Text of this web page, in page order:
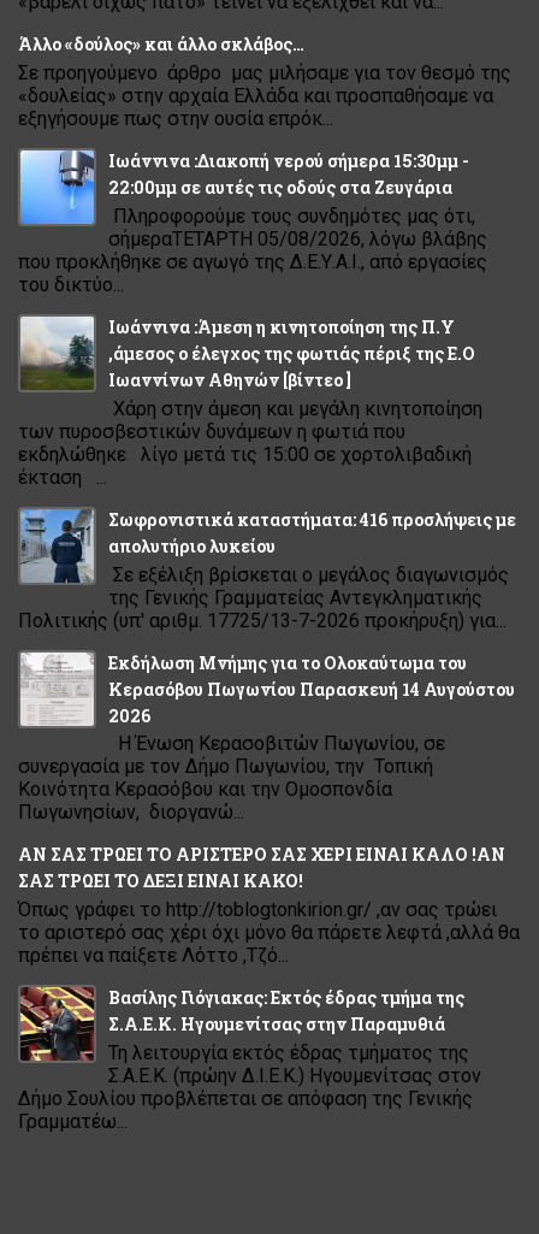
Άλλο «δούλος» και άλλο σκλάβος…
Σε προηγούμενο άρθρο μας μιλήσαμε για τον θεσμό της
«δουλείας» στην αρχαία Ελλάδα και προσπαθήσαμε να
εξηγήσουμε πως στην ουσία επρόκ...
Ιωάννινα :Διακοπή νερού σήμερα 15:30μμ -
22:00μμ σε αυτές τις οδούς στα Ζευγάρια
Πληροφορούμε τους συνδημότες μας ότι,
σήμεραΤΕΤΑΡΤΗ 05/08/2026, λόγω βλάβης
που προκλήθηκε σε αγωγό της Δ.Ε.Υ.Α.Ι., από εργασίες
του δικτύο...
Ιωάννινα :Άμεση η κινητοποίηση της Π.Υ
,άμεσος ο έλεγχος της φωτιάς πέριξ της Ε.Ο
Ιωαννίνων Αθηνών [βίντεο ]
Χάρη στην άμεση και μεγάλη κινητοποίηση
των πυροσβεστικών δυνάμεων η φωτιά που
εκδηλώθηκε λίγο μετά τις 15:00 σε χορτολιβαδική
έκταση ...
Σωφρονιστικά καταστήματα: 416 προσλήψεις με
απολυτήριο λυκείου
Σε εξέλιξη βρίσκεται ο μεγάλος διαγωνισμός
της Γενικής Γραμματείας Αντεγκληματικής
Πολιτικής (υπ' αριθμ. 17725/13-7-2026 προκήρυξη) για...
Εκδήλωση Μνήμης για το Ολοκαύτωμα του
Κερασόβου Πωγωνίου Παρασκευή 14 Αυγούστου
2026
Η Ένωση Κερασοβιτών Πωγωνίου, σε
συνεργασία με τον Δήμο Πωγωνίου, την Τοπική
Κοινότητα Κερασόβου και την Ομοσπονδία
Πωγωνησίων, διοργανώ...
ΑΝ ΣΑΣ ΤΡΩΕΙ ΤΟ ΑΡΙΣΤΕΡΟ ΣΑΣ ΧΕΡΙ ΕΙΝΑΙ ΚΑΛΟ !ΑΝ
ΣΑΣ ΤΡΩΕΙ ΤΟ ΔΕΞΙ ΕΙΝΑΙ ΚΑΚΟ!
Όπως γράφει το http://toblogtonkirion.gr/ ,αν σας τρώει
το αριστερό σας χέρι όχι μόνο θα πάρετε λεφτά ,αλλά θα
πρέπει να παίξετε Λόττο ,Τζό...
Βασίλης Γιόγιακας: Εκτός έδρας τμήμα της
Σ.Α.Ε.Κ. Ηγουμενίτσας στην Παραμυθιά
Τη λειτουργία εκτός έδρας τμήματος της
Σ.Α.Ε.Κ. (πρώην Δ.Ι.Ε.Κ.) Ηγουμενίτσας στον
Δήμο Σουλίου προβλέπεται σε απόφαση της Γενικής
Γραμματέω...